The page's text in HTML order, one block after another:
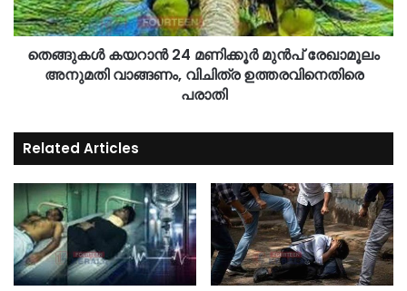
തെങ്ങുകള്‍ കയറാന്‍ 24 മണിക്കൂർ മുന്‍പ് രേഖാമൂലം
അനുമതി വാങ്ങണം, വിചിത്ര ഉത്തരവിനെതിരെ
പരാതി
Related Articles